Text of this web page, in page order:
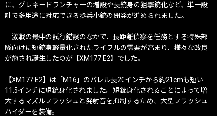
に、グレネードランチャーの増設や長銃身の狙撃銃化など、単一設
計で多用途に対応できる歩兵小銃の開発が進められました。
激戦の最中の試行錯誤のなかで、長距離偵察を任務とする特殊部
隊向けに短銃身軽量化されたライフルの需要が高まり、様々な改良
が施され誕生したのが【XM177 E2】でした。
【XM177 E2】は「M16」のバレル長20インチから約21cmも短い
11.5インチに短銃身化されました。短銃身化されることによって増
大するマズルフラッシュと発射音を抑制するため、大型フラッシュ
ハイダーを装備。